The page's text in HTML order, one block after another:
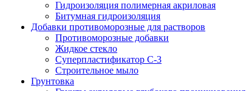
Гидроизоляция полимерная акриловая
Битумная гидроизоляция
Добавки противоморозные для растворов
Противоморозные добавки
Жидкое стекло
Суперпластификатор С-3
Строительное мыло
Грунтовка